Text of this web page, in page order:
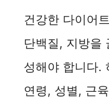
건강한 다이어
단백질, 지방을
성해야 합니다.
연령, 성별, 근